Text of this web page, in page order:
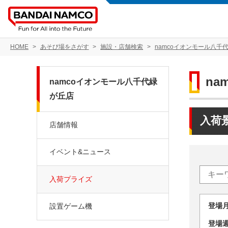
HOME あそび場をさがす 施設・店舗検索 namcoイオンモール八千
入荷
登
登
namcoイオンモール八千代緑
が丘店
店舗情報
イベント&ニュース
入荷プライズ
設置ゲーム機